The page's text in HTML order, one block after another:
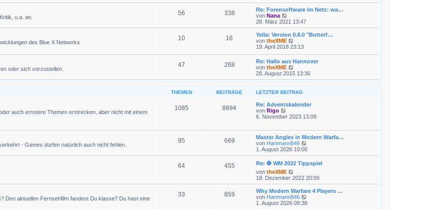
B
i
t
r
g
s
t
e
B
i
t
r
g
u.a. an.
56 338
Re: Forensoftware im Netz: wa…
von Nana
e
u
e
s
t
B
e
i
t
a
28. März 2021 13:47
des Blue X Networks
10 16
Yella: Version 0.8.0 "Butterf…
von theXME
e
e
s
t
e
e
t
a
19. April 2018 23:13
oder sich vorzustellen.
47 268
Re: Hallo aus Hannover
von theXME
e
u
s
e
B
r
a
g
28. August 2015 13:36
THEMEN BEITRÄGE LETZTER BEITRAG
auch ernstere Themen erstrecken, aber nicht mit einem
1085 8894
Re: Adventskalender
von Rigo
e
s
t
e
r
e
i
t
g
6. November 2023 13:09
- Games dürfen natürlich auch nicht fehlen.
95 669
Master Angles in Modern Warfa…
von Hartmann846
e
u
s
e
r
B
i
1. August 2026 10:00
64 455
Re: ⚽ WM 2022 Tippspiel
von theXME
e
u
e
s
t
18. Dezember 2022 20:09
Den aktuellen Fernsehfilm fandest Du klasse? Du hast eine
33 859
Why Modern Warfare 4 Players …
von Hartmann846
e
1. August 2026 09:38